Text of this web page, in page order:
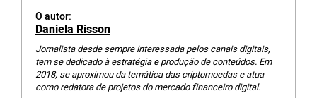
O autor:
Daniela Risson
Jornalista desde sempre interessada pelos canais digitais,
tem se dedicado à estratégia e produção de conteúdos. Em
2018, se aproximou da temática das criptomoedas e atua
como redatora de projetos do mercado financeiro digital.